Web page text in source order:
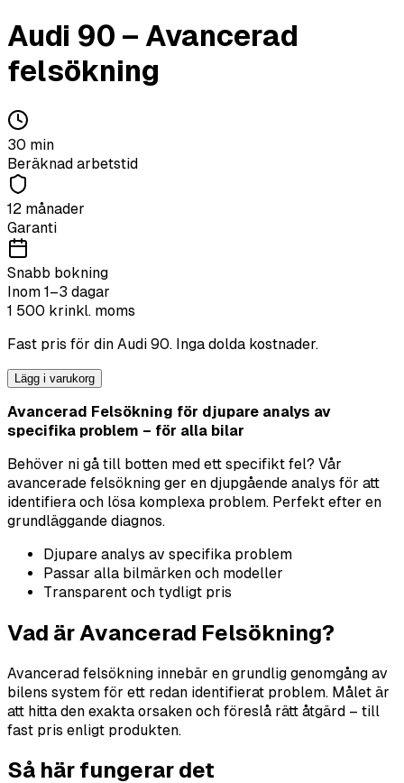
Audi 90 – Avancerad
felsökning
30 min
Beräknad arbetstid
12 månader
Garanti
Snabb bokning
Inom 1–3 dagar
1 500 krinkl. moms
Fast pris för din Audi 90. Inga dolda kostnader.
Lägg i varukorg
Avancerad Felsökning för djupare analys av
specifika problem – för alla bilar
Behöver ni gå till botten med ett specifikt fel? Vår
avancerade felsökning ger en djupgående analys för att
identifiera och lösa komplexa problem. Perfekt efter en
grundläggande diagnos.
Djupare analys av specifika problem
Passar alla bilmärken och modeller
Transparent och tydligt pris
Vad är Avancerad Felsökning?
Avancerad felsökning innebär en grundlig genomgång av
bilens system för ett redan identifierat problem. Målet är
att hitta den exakta orsaken och föreslå rätt åtgärd – till
fast pris enligt produkten.
Så här fungerar det